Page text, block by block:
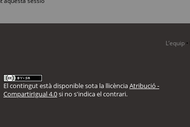
L’equip •
El contingut està disponible sota la llicènciaAtribució -
CompartirIgual 4.0si no s'indica el contrari.